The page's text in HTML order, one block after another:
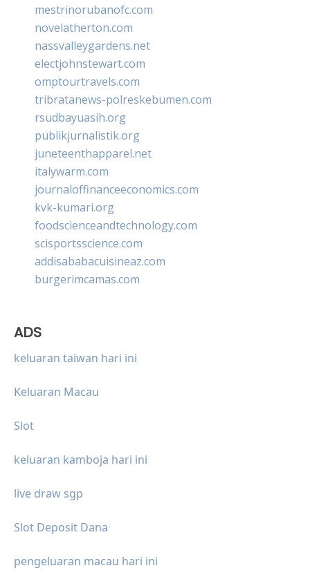
mestrinorubanofc.com
novelatherton.com
nassvalleygardens.net
electjohnstewart.com
omptourtravels.com
tribratanews-polreskebumen.com
rsudbayuasih.org
publikjurnalistik.org
juneteenthapparel.net
italywarm.com
journaloffinanceeconomics.com
kvk-kumari.org
foodscienceandtechnology.com
scisportsscience.com
addisababacuisineaz.com
burgerimcamas.com
ADS
keluaran taiwan hari ini
Keluaran Macau
Slot
keluaran kamboja hari ini
live draw sgp
Slot Deposit Dana
pengeluaran macau hari ini